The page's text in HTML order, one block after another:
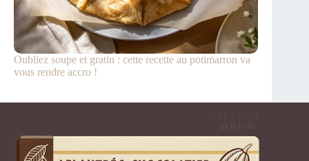
Oubliez soupe et gratin : cette recette au potimarron va
vous rendre accro !